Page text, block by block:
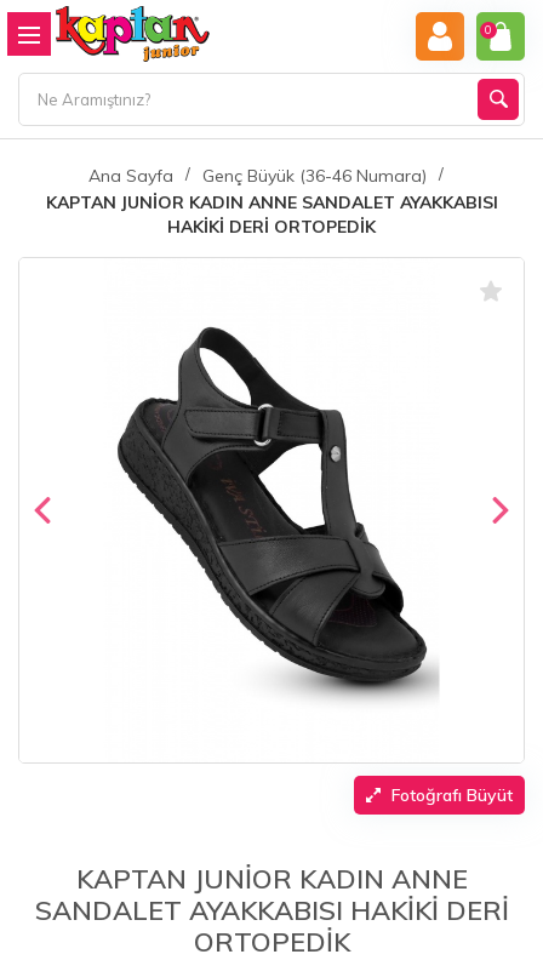
0
Ana Sayfa
Genç Büyük (36-46 Numara)
KAPTAN JUNİOR KADIN ANNE SANDALET AYAKKABISI
HAKİKİ DERİ ORTOPEDİK
Fotoğrafı Büyüt
KAPTAN JUNİOR KADIN ANNE
SANDALET AYAKKABISI HAKİKİ DERİ
ORTOPEDİK